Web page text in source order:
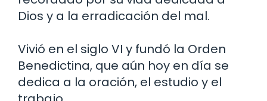
Dios y a la erradicación del mal.
Vivió en el siglo VI y fundó la Orden
Benedictina, que aún hoy en día se
dedica a la oración, el estudio y el